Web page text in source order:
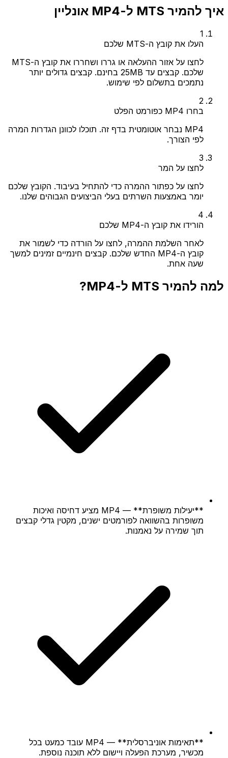
איך להמיר MTS ל-MP4 אונליין
1
העלו את קובץ ה-MTS שלכם
לחצו על אזור ההעלאה או גררו ושחררו את קובץ ה-MTS
שלכם. קבצים עד 25MB בחינם. קבצים גדולים יותר
נתמכים בתשלום לפי שימוש.
2
בחרו MP4 כפורמט הפלט
MP4 נבחר אוטומטית בדף זה. תוכלו לכוונן הגדרות המרה
לפי הצורך.
3
לחצו על המר
לחצו על כפתור ההמרה כדי להתחיל בעיבוד. הקובץ שלכם
יומר באמצעות השרתים בעלי הביצועים הגבוהים שלנו.
4
הורידו את קובץ ה-MP4 שלכם
לאחר השלמת ההמרה, לחצו על הורדה כדי לשמור את
קובץ ה-MP4 החדש שלכם. קבצים חינמיים זמינים למשך
שעה אחת.
למה להמיר MTS ל-MP4?
**יעילות משופרת** — MP4 מציע דחיסה ואיכות
משופרות בהשוואה לפורמטים ישנים, מקטין גדלי קבצים
תוך שמירה על נאמנות.
**תאימות אוניברסלית** — MP4 עובד כמעט בכל
מכשיר, מערכת הפעלה ויישום ללא תוכנה נוספת.